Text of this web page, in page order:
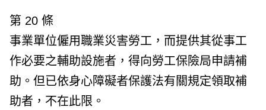
第 20 條
事業單位僱用職業災害勞工，而提供其從事工
作必要之輔助設施者，得向勞工保險局申請補
助。但已依身心障礙者保護法有關規定領取補
助者，不在此限。